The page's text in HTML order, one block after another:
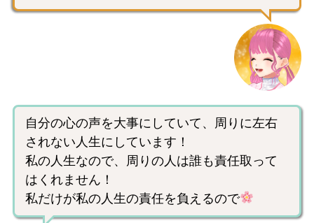
自分の心の声を大事にしていて、周りに左右
されない人生にしています！
私の人生なので、周りの人は誰も責任取って
はくれません！
私だけが私の人生の責任を負えるので